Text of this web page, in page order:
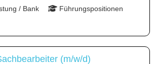
/ Bank Führungspositionen
(m/w/d)